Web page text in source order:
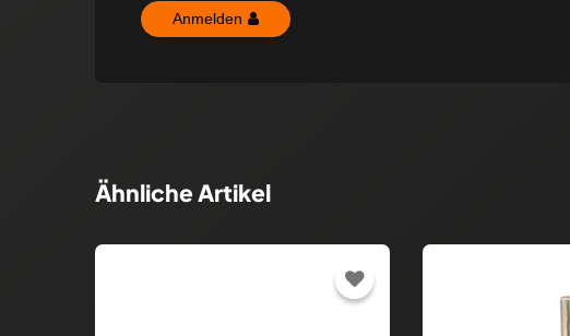
Anmelden
Ähnliche Artikel